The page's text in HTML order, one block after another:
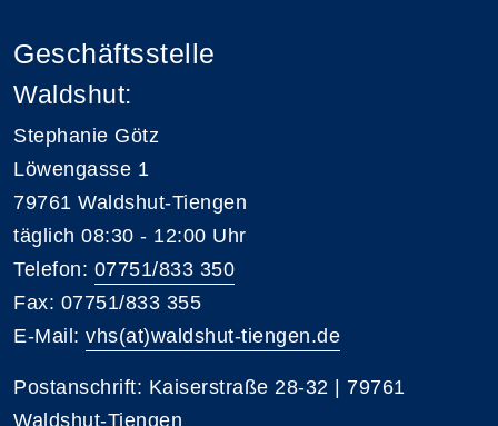
Geschäftsstelle
Waldshut:
Stephanie Götz
Löwengasse 1
79761 Waldshut-Tiengen
täglich 08:30 - 12:00 Uhr
Telefon: 07751/833 350
Fax: 07751/833 355
E-Mail: vhs(at)waldshut-tiengen.de
Postanschrift: Kaiserstraße 28-32 | 79761
Waldshut-Tiengen